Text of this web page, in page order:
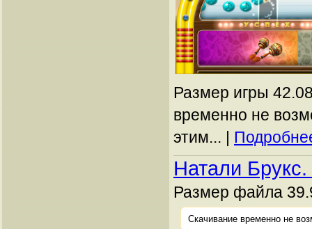
Размер игры
временно не
этим... |
Натали
Размер файла
Скачивание временно не